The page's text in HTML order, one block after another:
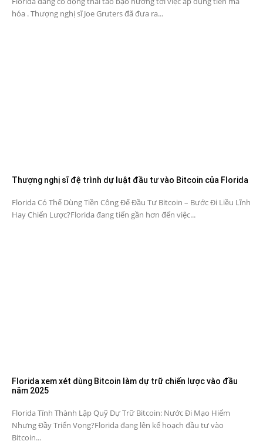
hóa . Thượng nghị sĩ Joe Gruters đã đưa ra...
Thượng nghị sĩ đệ trình dự luật đầu tư vào Bitcoin của Florida
Florida Có Thể Dùng Tiền Công Để Đầu Tư Bitcoin – Bước Đi Liều Lĩnh
Hay Chiến Lược?Florida đang tiến gần hơn đến việc...
Florida xem xét dùng Bitcoin làm dự trữ chiến lược vào đầu
năm 2025
Florida Tính Thành Lập Quỹ Dự Trữ Bitcoin: Nước Đi Mạo Hiểm
Nhưng Đầy Triển Vọng?Florida đang lên kế hoạch đầu tư vào
Bitcoin...